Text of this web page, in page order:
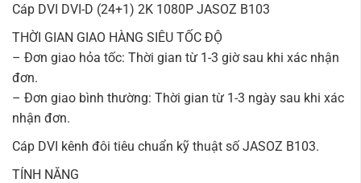
Cáp DVI DVI-D (24+1) 2K 1080P JASOZ B103
THỜI GIAN GIAO HÀNG SIÊU TỐC ĐỘ
– Đơn giao hỏa tốc: Thời gian từ 1-3 giờ sau khi xác nhận
đơn.
– Đơn giao bình thường: Thời gian từ 1-3 ngày sau khi xác
nhận đơn.
Cáp DVI kênh đôi tiêu chuẩn kỹ thuật số JASOZ B103.
TÍNH NĂNG